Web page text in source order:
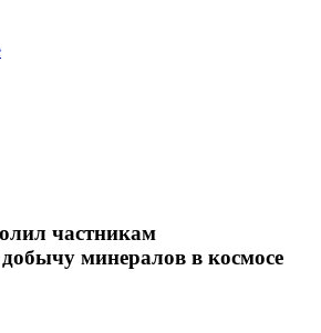
частникам
минералов в космосе